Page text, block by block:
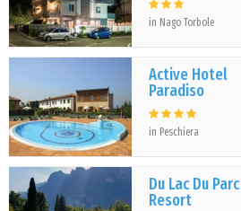
in Nago Torbole
Active Hotel
Paradiso
in Peschiera
Du Lac Du Parc
Resort